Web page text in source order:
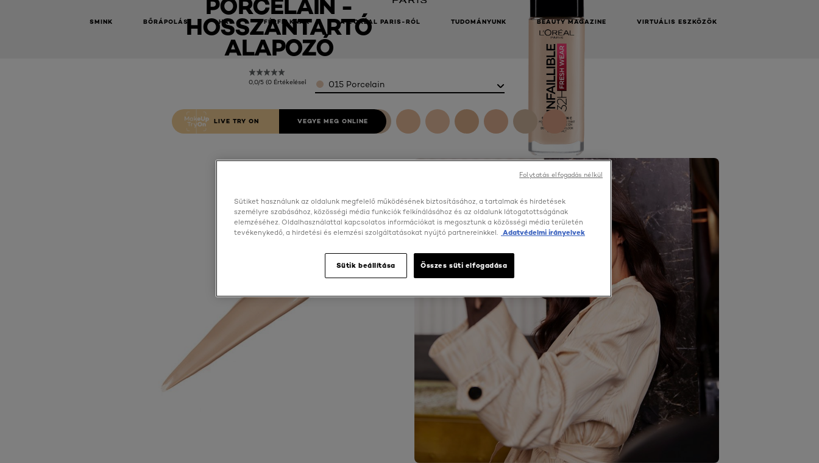
SMINK BŐRÁPOLÁS HAJ FÉRFIAKNAK A L’ORÉAL PARIS-RÓL TUDOMÁNYUNK BEAUTY MAGAZINE VIRTUÁLIS ESZKÖZÖK
HOSSZANTARTÓ
ALAPOZÓ
0,0/5 (0 Értékelések)
LIVE TRY ON VEGYE MEG ONLINE
Color015 Porcelain
Sütiket használunk az oldalunk megfelelő működésének biztosításához, a tartalmak és hirdetések
személyre szabásához, közösségi média funkciók felkínálásához és az oldalunk látogatottságának
elemzéséhez. Oldalhasználattal kapcsolatos információkat is megosztunk a közösségi média területén
tevékenykedő, a hirdetési és elemzési szolgáltatásokat nyújtó partnereinkkel.
Adatvédelmi irányelvek
Sütik beállítása Összes süti elfogadása
Folytatás elfogadás nélkül